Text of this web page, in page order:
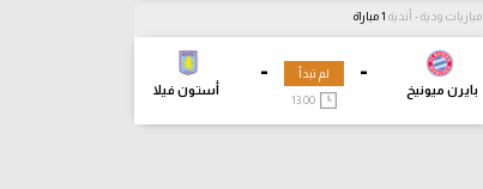
مباريات ودية - أندية
-
بايرن ميونيخ
-
أستون فيلا
لم تبدأ